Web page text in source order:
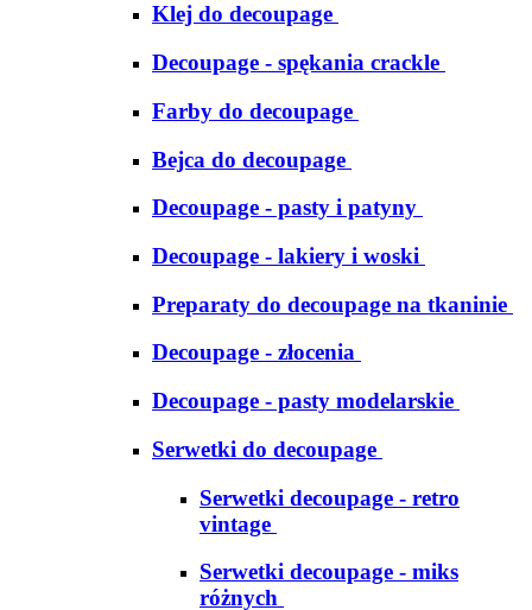
Klej do decoupage
Decoupage - spękania crackle
Farby do decoupage
Bejca do decoupage
Decoupage - pasty i patyny
Decoupage - lakiery i woski
Preparaty do decoupage na tkaninie
Decoupage - złocenia
Decoupage - pasty modelarskie
Serwetki do decoupage
Serwetki decoupage - retro
vintage
Serwetki decoupage - miks
różnych